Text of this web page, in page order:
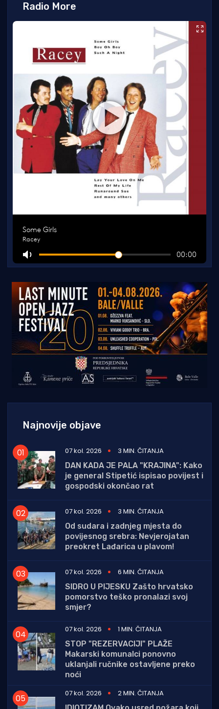
Radio More
Najnovije objave
07 kol. 2026
3 MIN. ČITANJA
DAN KADA JE PALA "KRAJINA": Kako
je general Stipetić ispisao povijest i
gospodski okončao rat
07 kol. 2026
3 MIN. ČITANJA
Od sudara i zadnjeg mjesta do
povijesnog srebra: Nevjerojatan
preokret Lađarica u plavom!
07 kol. 2026
6 MIN. ČITANJA
SIDRO U PIJESKU Zašto hrvatsko
pomorstvo teško pronalazi svoj
smjer?
07 kol. 2026
1 MIN. ČITANJA
STOP "REZERVACIJI" PLAŽE
Makarski komunalci ponovno
uklanjali ručnike ostavljene preko
noći
07 kol. 2026
2 MIN. ČITANJA